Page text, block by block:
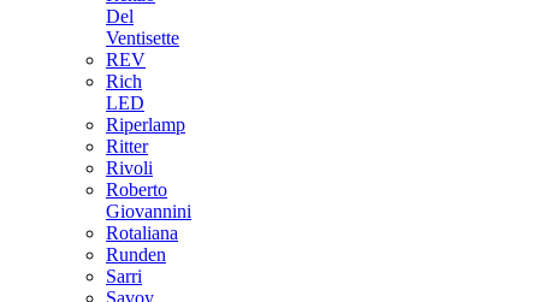
Del
Ventisette
REV
Rich
LED
Riperlamp
Ritter
Rivoli
Roberto
Giovannini
Rotaliana
Runden
Sarri
Savoy